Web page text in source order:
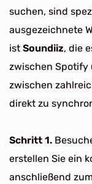
suchen, sind
ausgezeichnete
ist Soundiiz, die
zwischen Spotify
zwischen
direkt zu
Schritt 1.
erstellen Sie ein
anschließend